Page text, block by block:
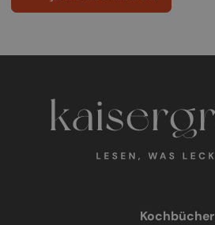
Kochbücher